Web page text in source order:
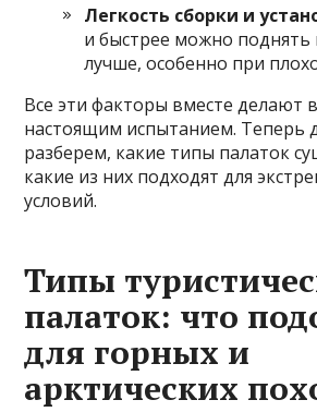
Легкость сборки и
и быстрее можно поднять
лучше, особенно при
Все эти факторы вместе делают
настоящим испытанием. Теперь
разберем, какие типы палаток
какие из них подходят для
условий.
Типы
палаток: что
для горных и
арктических